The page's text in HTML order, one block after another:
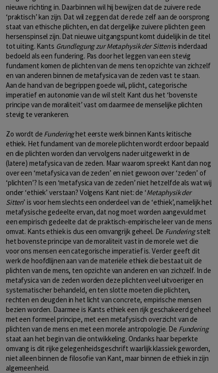
nieuwe richting in. Daarbinnen wil hij bewijzen dat de zuivere rede
‘praktisch’ kan zijn. Dat wil zeggen dat de rede zelf aan de oorsprong
staat van ethische plichten, en dat dergelijke zuivere plichten geen
hersenspinsel zijn. Dat nieuwe uitgangspunt komt duidelijk in de titel
tot uiting. Kants Grundlegung zur Metaphysik der Sittenis inderdaad
bedoeld als een fundering. Pas door het leggen van een stevig
fundament komen de plichten van de mens ten opzichte van zichzelf
en van anderen binnen de metafysica van de zeden vast te staan.
Aan de hand van de begrippen goede wil, plicht, categorische
imperatief en autonomie van de wil stelt Kant dus het ‘bovenste
principe van de moraliteit’ vast om daarmee de menselijke plichten
stevig te verankeren.
Zo wordt de Funderinghet eerste werk binnen Kants kritische
ethiek. Het fundament van de morele plichten wordt erdoor bepaald
en die plichten worden dan vervolgens nader uitgewerkt in de
(latere) metafysica van de zeden. Maar waarom spreekt Kant dan nog
over een ‘metafysica van de zeden’ en niet gewoon over ‘zeden’ of
‘plichten’? Is een ‘metafysica van de zeden’ niet hetzelfde als wat wij
onder ‘ethiek’ verstaan? Volgens Kant niet: de ‘Metaphysik der
Sitten’ is voor hem slechts een onderdeel van de ‘ethiek’, namelijk het
metafysische gedeelte ervan, dat nog moet worden aangevuld met
een empirisch gedeelte dat de praktisch-empirische leer van de mens
omvat. Kants ethiek is dus een omvangrijk geheel. De Funderingstelt
het bovenste principe van de moraliteit vast in de morele wet die
voor ons mensen een categorische imperatief is. Verder geeft dit
werk de hoofdlijnen aan van de materiële ethiek die bestaat uit de
plichten van de mens, ten opzichte van anderen en van zichzelf. In de
metafysica van de zeden worden deze plichten veel uitvoeriger en
systematischer behandeld, en ten slotte moeten die plichten,
rechten en deugden in het licht van concrete, empirische mensen
bezien worden. Daarmee is Kants ethiek een rijk geschakeerd geheel
met een formeel principe, met een metafysisch overzicht van de
plichten van de mens en met een morele antropologie. De Fundering
staat aan het begin van die ontwikkeling. Ondanks haar beperkte
omvang is dit rijke gelegenheidsgeschrift waarlijk klassiek geworden,
niet alleen binnen de filosofie van Kant, maar binnen de ethiek in zijn
algemeenheid.